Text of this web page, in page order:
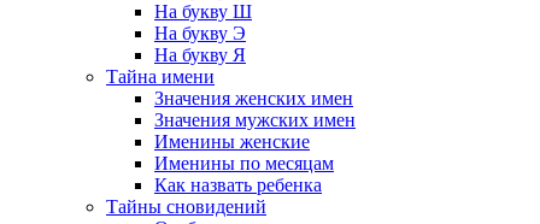
На букву Ш
На букву Э
На букву Я
Тайна имени
Значения женских имен
Значения мужских имен
Именины женские
Именины по месяцам
Как назвать ребенка
Тайны сновидений